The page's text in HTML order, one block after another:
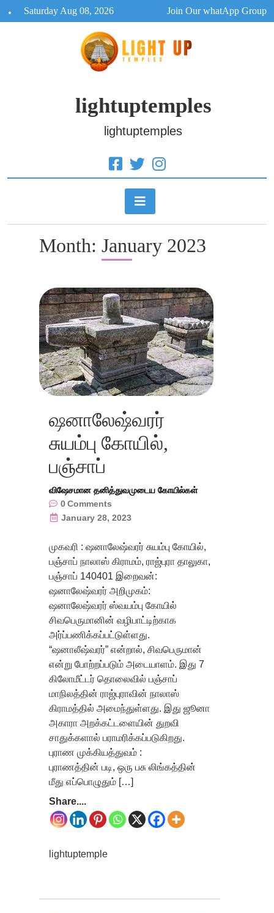
to
Saturday Aug 08, 2026 Join Our whatApp Group
lightuptemples
lightuptemples
Month: January 2023
ஷனாலேஷ்வரர்
சுயம்பு கோயில்,
பஞ்சாப்
விஷேசமான தனித்துவமுடைய கோயில்கள்
0Comments
January 28, 2023
முகவரி : ஷனாலேஷ்வரர் சுயம்பு கோயில்,
பஞ்சாப் நாலாஸ் கிராமம், ராஜ்புரா தாலுகா,
பஞ்சாப் 140401 இறைவன்:
ஷனாலேஷ்வரர் அறிமுகம்:
ஷனாலேஷ்வரர் ஸ்வயம்பு கோயில்
சிவபெருமானின் வழிபாட்டிற்காக
அர்ப்பணிக்கப்பட்டுள்ளது.
“ஷனாலீஷ்வரர்” என்றால், சிவபெருமான்
என்று போற்றப்படும் அடையாளம். இது 7
கிலோமீட்டர் தொலைவில் பஞ்சாப்
மாநிலத்தின் ராஜ்புராவின் நாலாஸ்
கிராமத்தில் அமைந்துள்ளது. இது ஜூனா
அகாரா அறக்கட்டளையின் துறவி
சாதுக்களால் பராமரிக்கப்படுகிறது.
புராண முக்கியத்துவம் :
புராணத்தின் படி, ஒரு பசு லிங்கத்தின்
மீது எப்பொழுதும் […]
Share....
lightuptemple